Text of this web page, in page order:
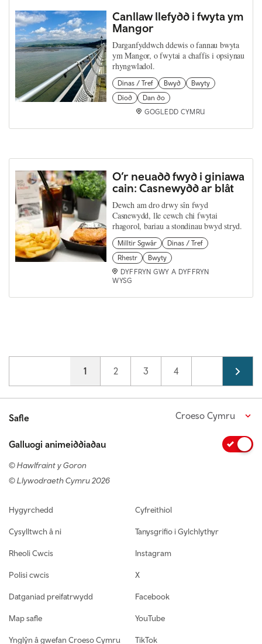
Canllaw llefydd i fwyta ym
Mangor
Darganfyddwch ddewis o fannau bwyta
ym Mangor, o fwytai a chaffis i opsiynau
rhyngwladol.
Dinas / Tref Bwyd
Bwyty
Diod
Dan do
GOGLEDD CYMRU
O’r neuadd fwyd i giniawa
cain: Casnewydd ar blât
Dewch am dro drwy sîn fwyd
Casnewydd, lle cewch chi fwytai
rhagorol, bariau a stondinau bwyd stryd.
Milltir Sgwâr
Dinas / Tref
Rhestr
Bwyty
DYFFRYN GWY A DYFFRYN
WYSG
PaginationCurrent page
1 Page
2 Page
3 Page
4
Safle Croeso Cymru
Galluogi animeiddiadau
© Hawlfraint y Goron
© Llywodraeth Cymru 2026
Footer navigation
Hygyrchedd
Cysylltwch â ni
Rheoli Cwcis
Polisi cwcis
Datganiad preifatrwydd
Map safle
Ynglŷn â gwefan Croeso Cymru
Cyfreithiol
Tanysgrifio i Gylchlythyr
Instagram
X
Facebook
YouTube
TikTok